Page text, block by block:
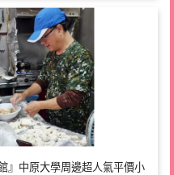
』中原大學周邊超人氣平價小